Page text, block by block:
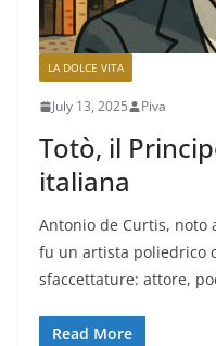
LA DOLCE VITA
July 13, 2025 Piva
Totò, il
italiana
Antonio de Curtis, noto
fu un artista poliedrico
sfaccettature: attore,
Read More